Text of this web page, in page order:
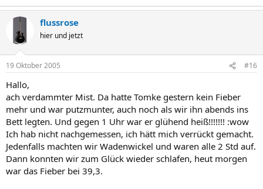
flussrose
hier und jetzt
19 Oktober 2005 #16
Hallo,
ach verdammter Mist. Da hatte Tomke gestern kein Fieber
mehr und war putzmunter, auch noch als wir ihn abends ins
Bett legten. Und gegen 1 Uhr war er glühend heiß!!!!!!! :wow
Ich hab nicht nachgemessen, ich hätt mich verrückt gemacht.
Jedenfalls machten wir Wadenwickel und waren alle 2 Std auf.
Dann konnten wir zum Glück wieder schlafen, heut morgen
war das Fieber bei 39,3.